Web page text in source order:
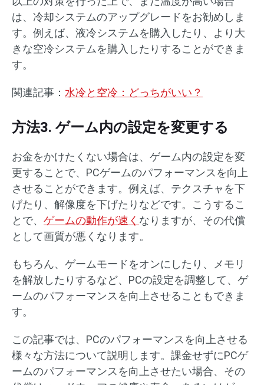
は、冷却システムのアップグレードをお勧めしま
す。例えば、液冷システムを購入したり、より大
きな空冷システムを購入したりすることができま
す。
関連記事： 水冷と空冷：どっちがいい？
方法3. ゲーム内の設定を変更する
お金をかけたくない場合は、ゲーム内の設定を変
更することで、PCゲームのパフォーマンスを向上
させることができます。例えば、テクスチャを下
げたり、解像度を下げたりなどです。こうするこ
とで、 ゲームの動作が速く なりますが、その代償
として画質が悪くなります。
もちろん、ゲームモードをオンにしたり、メモリ
を解放したりするなど、PCの設定を調整して、ゲ
ームのパフォーマンスを向上させることもできま
す。
この記事では、PCのパフォーマンスを向上させる
様々な方法について説明します。課金せずにPCゲ
ームのパフォーマンスを向上させたい場合、その